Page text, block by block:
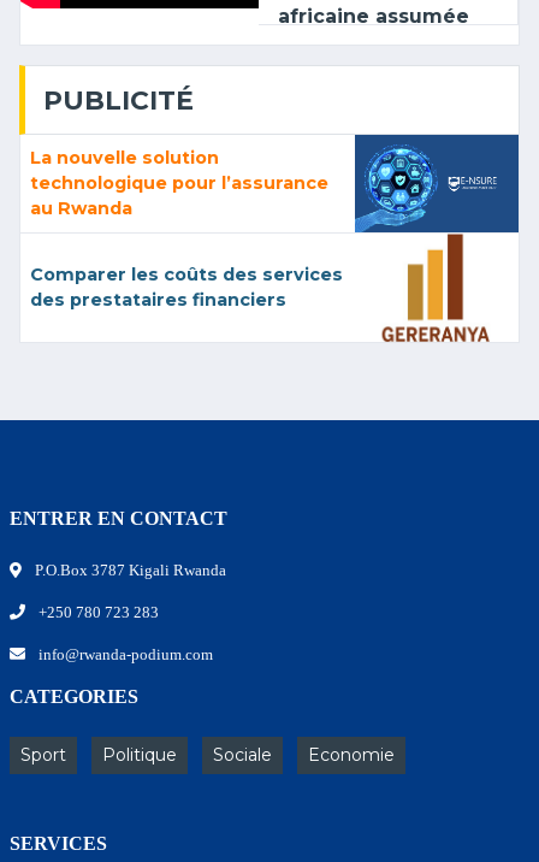
africaine assumée
PUBLICITÉ
La nouvelle solution
technologique pour l’assurance
au Rwanda
Comparer les coûts des services
des prestataires financiers
ENTRER EN CONTACT
P.O.Box 3787 Kigali Rwanda
+250 780 723 283
info@rwanda-podium.com
CATEGORIES
Sport Politique Sociale Economie
SERVICES